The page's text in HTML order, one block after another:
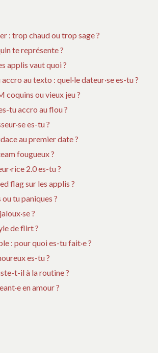
: trop chaud ou trop sage ?
te représente ?
applis vaut quoi ?
au texto : quel·le dateur·se es-tu ?
coquins ou vieux jeu ?
tu accro au flou ?
es-tu ?
au premier date ?
fougueux ?
2.0 es-tu ?
flag sur les applis ?
tu paniques ?
?
de flirt ?
: pour quoi es-tu fait·e ?
es-tu ?
t-il à la routine ?
en amour ?